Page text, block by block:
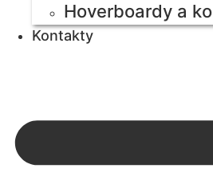
Hoverboardy a
Kontakty